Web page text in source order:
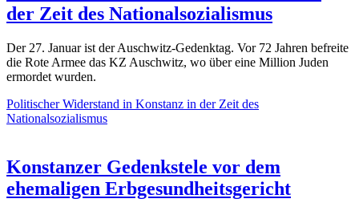
der Zeit des Nationalsozialismus
Der 27. Januar ist der Auschwitz-Gedenktag. Vor 72 Jahren befreite
die Rote Armee das KZ Auschwitz, wo über eine Million Juden
ermordet wurden.
Politischer Widerstand in Konstanz in der Zeit des
Nationalsozialismus
Konstanzer Gedenkstele vor dem
ehemaligen Erbgesundheitsgericht